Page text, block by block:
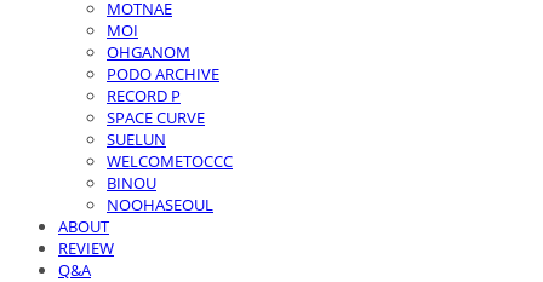
MOTNAE
MOI
OHGANOM
PODO ARCHIVE
RECORD P
SPACE CURVE
SUELUN
WELCOMETOCCC
BINOU
NOOHASEOUL
ABOUT
REVIEW
Q&A